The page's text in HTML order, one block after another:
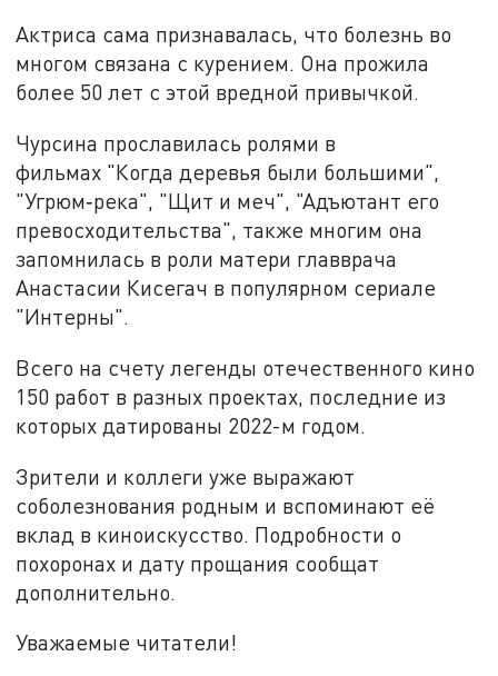
Актриса сама признавалась, что болезнь во
многом связана с курением. Она прожила
более 50 лет с этой вредной привычкой.
Чурсина прославилась ролями в
фильмах "Когда деревья были большими",
"Угрюм‑река", "Щит и меч", "Адъютант его
превосходительства", также многим она
запомнилась в роли матери главврача
Анастасии Кисегач в популярном сериале
"Интерны".
Всего на счету легенды отечественного кино
150 работ в разных проектах, последние из
которых датированы 2022-м годом.
Зрители и коллеги уже выражают
соболезнования родным и вспоминают её
вклад в киноискусство. Подробности о
похоронах и дату прощания сообщат
дополнительно.
Уважаемые читатели!